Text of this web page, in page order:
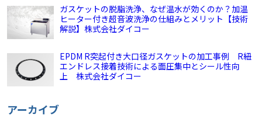
ガスケットの脱脂洗浄、なぜ温水が効くのか？加温
ヒーター付き超音波洗浄の仕組みとメリット【技術
解説】株式会社ダイコー
EPDM R突起付き大口径ガスケットの加工事例 R紐
エンドレス接着技術による面圧集中とシール性向
上 株式会社ダイコー
アーカイブ